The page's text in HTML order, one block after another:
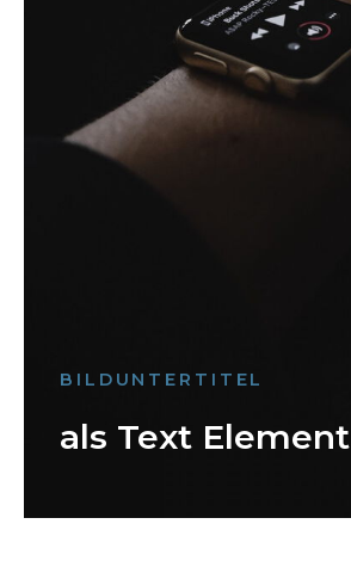
BILDUNTERTITEL
als Text Element